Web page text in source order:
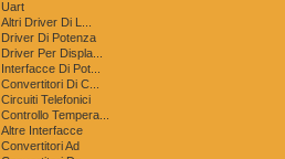
Uart
Altri Driver Di L...
Driver Di Potenza
Driver Per Displa...
Interfacce Di Pot...
Convertitori Di C...
Circuiti Telefonici
Controllo Tempera...
Altre Interfacce
Convertitori Ad